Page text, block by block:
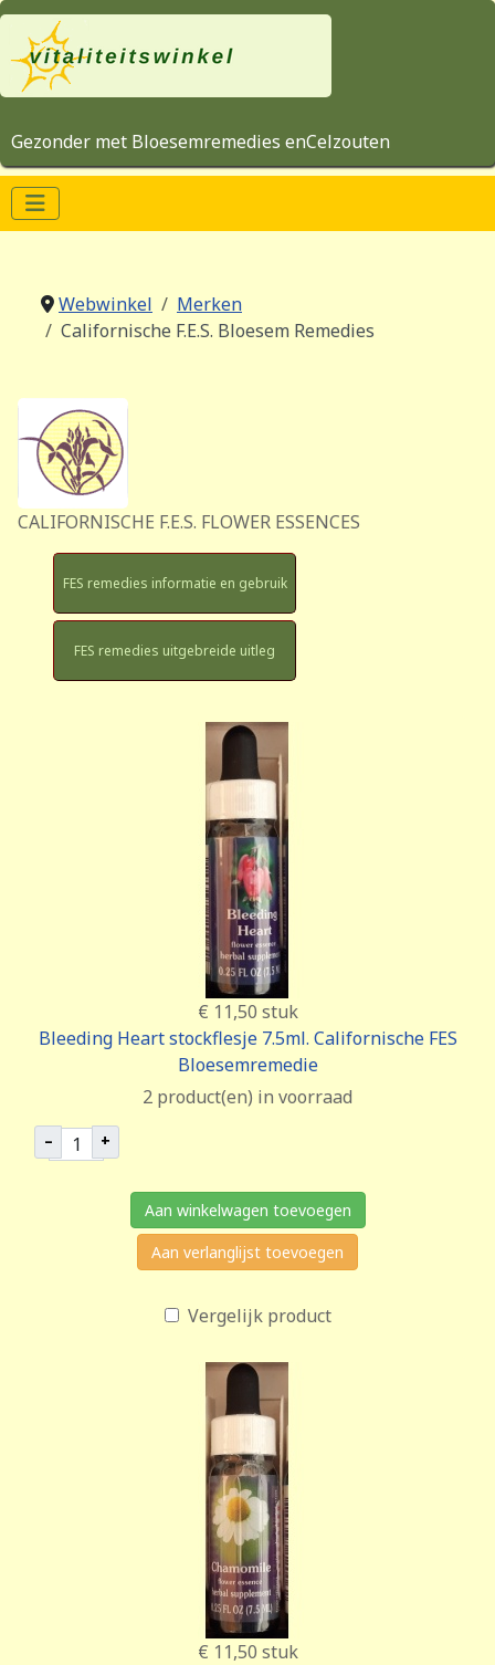
Gezonder met Bloesemremedies enCelzouten
Webwinkel
Merken
Californische F.E.S. Bloesem Remedies
CALIFORNISCHE F.E.S. FLOWER ESSENCES
FES remedies informatie en gebruik
FES remedies uitgebreide uitleg
€ 11,50 stuk
Bleeding Heart stockflesje 7.5ml. Californische FES
Bloesemremedie
2 product(en) in voorraad
– +
Aan winkelwagen toevoegen
Aan verlanglijst toevoegen
Vergelijk product
€ 11,50 stuk